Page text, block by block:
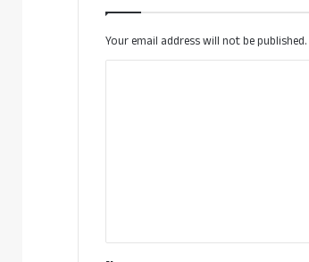
Your email address will not be published.